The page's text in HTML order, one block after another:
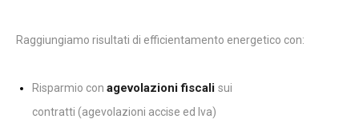
Raggiungiamo risultati di efficientamento energetico con:
Risparmio con agevolazioni fiscali sui
contratti (agevolazioni accise ed Iva)